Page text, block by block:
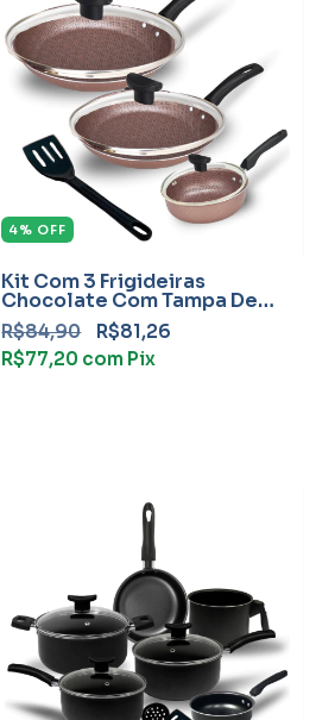
4% OFF
Kit Com 3 Frigideiras
Chocolate Com Tampa De
Vidro
R$84,90
R$81,26
R$77,20 com Pix